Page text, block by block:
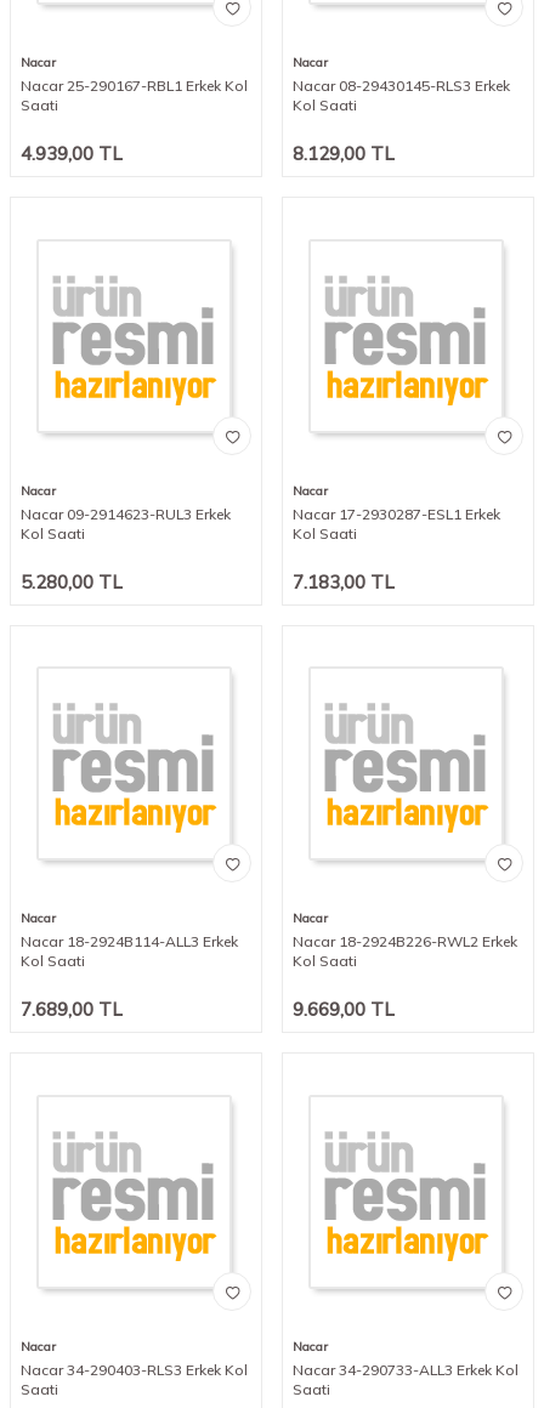
Nacar
Nacar 25-290167-RBL1 Erkek Kol
Saati
4.939,00 TL
Nacar
Nacar 08-29430145-RLS3 Erkek
Kol Saati
8.129,00 TL
Nacar
Nacar 09-2914623-RUL3 Erkek
Kol Saati
5.280,00 TL
Nacar
Nacar 17-2930287-ESL1 Erkek
Kol Saati
7.183,00 TL
Nacar
Nacar 18-2924B114-ALL3 Erkek
Kol Saati
7.689,00 TL
Nacar
Nacar 18-2924B226-RWL2 Erkek
Kol Saati
9.669,00 TL
Nacar
Nacar 34-290403-RLS3 Erkek Kol
Saati
Nacar
Nacar 34-290733-ALL3 Erkek Kol
Saati